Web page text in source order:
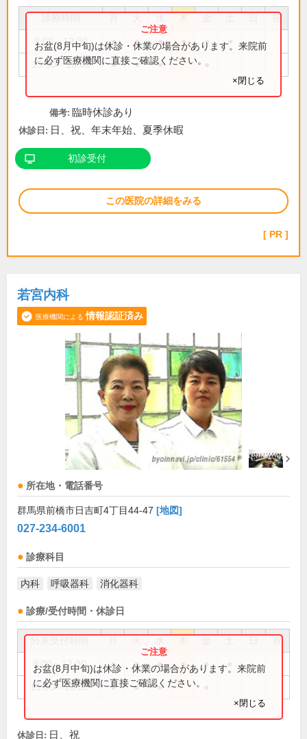
祝
9:00～12:30 ● ● ● ● ● ●
15:30～18:00 ● ● ●
お盆(8月中旬)は休診・休業の場合があります。来院前
に必ず医療機関に直接ご確認ください。
×閉じる
備考: 臨時休診あり
休診日: 日、祝、年末年始、夏季休暇
初診受付
この医院の詳細をみる
PR
若宮内科
医療機関による 情報認証済み
所在地・電話番号
群馬県前橋市日吉町4丁目44-47 [地図]
027-234-6001
診療科目
内科 呼吸器科 消化器科
診療/受付時間・休診日
祝
8:00～12:30 ● ● ● ● ●
15:00～16:30 ● ● ●
お盆(8月中旬)は休診・休業の場合があります。来院前
に必ず医療機関に直接ご確認ください。
×閉じる
休診日: 日、祝